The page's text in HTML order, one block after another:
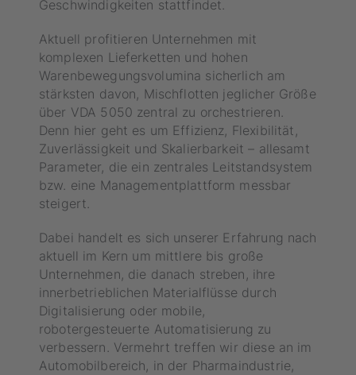
Geschwindigkeiten stattfindet.
Aktuell profitieren Unternehmen mit
komplexen Lieferketten und hohen
Warenbewegungsvolumina sicherlich am
stärksten davon, Mischflotten jeglicher Größe
über VDA 5050 zentral zu orchestrieren.
Denn hier geht es um Effizienz, Flexibilität,
Zuverlässigkeit und Skalierbarkeit – allesamt
Parameter, die ein zentrales Leitstandsystem
bzw. eine Managementplattform messbar
steigert.
Dabei handelt es sich unserer Erfahrung nach
aktuell im Kern um mittlere bis große
Unternehmen, die danach streben, ihre
innerbetrieblichen Materialflüsse durch
Digitalisierung oder mobile,
robotergesteuerte Automatisierung zu
verbessern. Vermehrt treffen wir diese an im
Automobilbereich, in der Pharmaindustrie,